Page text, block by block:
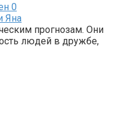
0
Яна
прогнозам. Они
людей в дружбе,